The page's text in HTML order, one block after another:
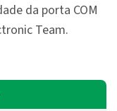
da porta COM
Team.